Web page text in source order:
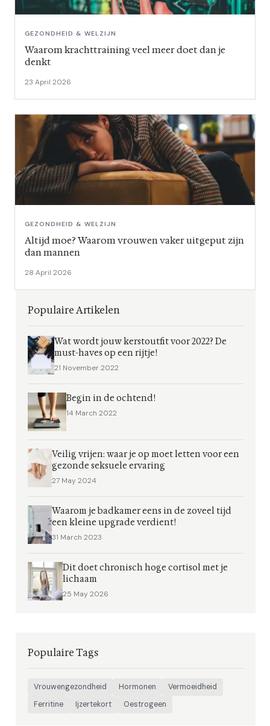
GEZONDHEID & WELZIJN
Waarom krachttraining veel meer doet dan je
denkt
23 April 2026
GEZONDHEID & WELZIJN
Altijd moe? Waarom vrouwen vaker uitgeput zijn
dan mannen
28 April 2026
Populaire Artikelen
Wat wordt jouw kerstoutfit voor 2022? De
must-haves op een rijtje!
21 November 2022
Begin in de ochtend!
14 March 2022
Veilig vrijen: waar je op moet letten voor een
gezonde seksuele ervaring
27 May 2024
Waarom je badkamer eens in de zoveel tijd
een kleine upgrade verdient!
31 March 2023
Dit doet chronisch hoge cortisol met je
lichaam
25 May 2026
Populaire Tags
Vrouwengezondheid Hormonen
Vermoeidheid
Ferritine
Ijzertekort Oestrogeen